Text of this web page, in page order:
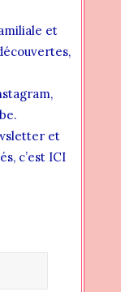
et
et
c’est ICI